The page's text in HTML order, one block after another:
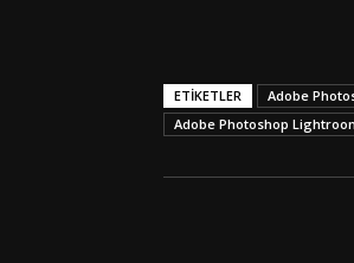
ETIKETLER Adobe
Adobe Photoshop